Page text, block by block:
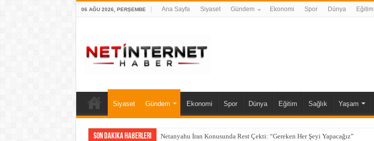
06 AĞU 2026, PERŞEMBE Ana Sayfa Siyaset Gündem Ekonomi Spor Dünya Eğitim
Siyaset Gündem Ekonomi Spor Dünya Eğitim Sağlık Yaşam
Son Dakika Haberleri Netanyahu İran Konusunda Rest Çekti: “Gereken Her Şeyi Yapacağız”